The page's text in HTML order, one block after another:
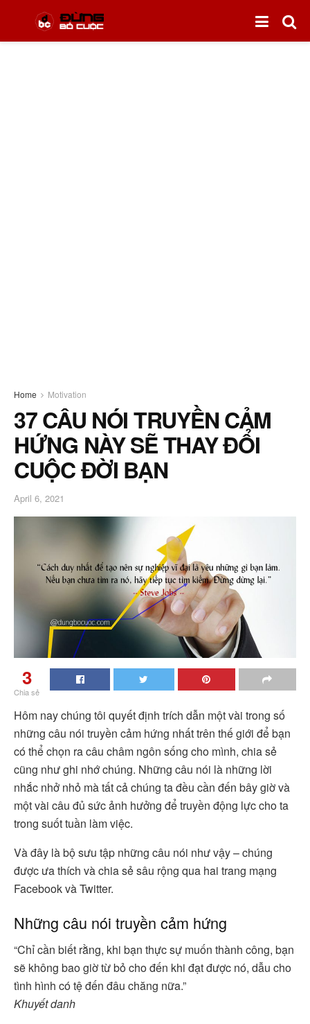
Home Motivation
37 CÂU NÓI TRUYỀN CẢM
HỨNG NÀY SẼ THAY ĐỔI
CUỘC ĐỜI BẠN
April 6, 2021
3
Chia sẻ
Hôm nay chúng tôi quyết định trích dẫn một vài trong số
những câu nói truyền cảm hứng nhất trên thế giới để bạn
có thể chọn ra câu châm ngôn sống cho mình, chia sẻ
cũng như ghi nhớ chúng. Những câu nói là những lời
nhắc nhở nhỏ mà tất cả chúng ta đều cần đến bây giờ và
một vài câu đủ sức ảnh hưởng để truyền động lực cho ta
trong suốt tuần làm việc.
Và đây là bộ sưu tập những câu nói như vậy – chúng
được ưa thích và chia sẻ sâu rộng qua hai trang mạng
Facebook và Twitter.
Những câu nói truyền cảm hứng
“Chỉ cần biết rằng, khi bạn thực sự muốn thành công, bạn
sẽ không bao giờ từ bỏ cho đến khi đạt được nó, dẫu cho
tình hình có tệ đến đâu chăng nữa.”
Khuyết danh